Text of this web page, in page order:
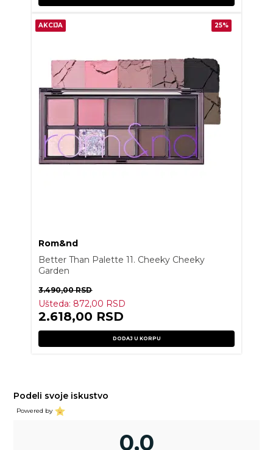
AKCIJA 25%
Rom&nd
Better Than Palette 11. Cheeky Cheeky
Garden
3.490,00RSD
Ušteda: 872,00 RSD
2.618,00 RSD
DODAJ U KORPU
Podeli svoje iskustvo
Powered by
0,0